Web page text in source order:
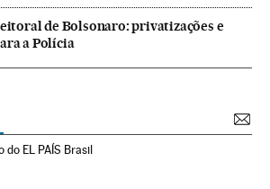
de Bolsonaro: privatizações e
a Polícia
EL PAÍS Brasil